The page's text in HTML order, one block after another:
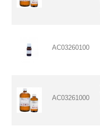
AC03260100
AC03261000